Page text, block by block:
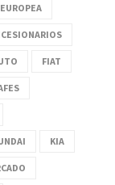
FIAT
KIA